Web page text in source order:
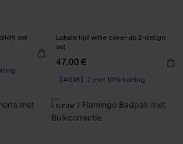
set
Lokale tijd witte cover-up 2-delige
set
47,00 €
【AG18】2 met 10% korting
NIEUW